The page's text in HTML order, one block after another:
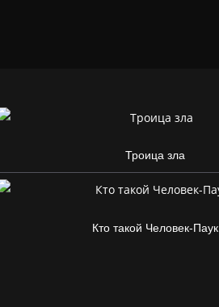
Троица зла
Кто такой Человек-Паук